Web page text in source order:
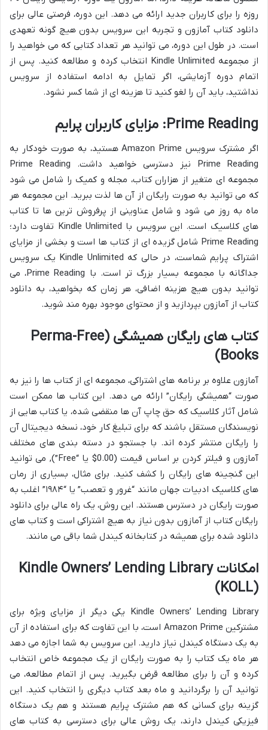
روزه را برای کاربران جدید ارائه می دهد. این دوره، فرصتی عالی برای
دانلود کتاب آمازون و تجربه این سرویس بدون هیچ گونه تعهدی
است. در طول این دوره، می توانید هر تعداد کتابی که می خواهید را
از مجموعه Kindle Unlimited انتخاب کرده و مطالعه کنید. پس از
اتمام دوره آزمایشی، اگر تمایل به ادامه استفاده از سرویس
نداشتید، باید آن را لغو کنید تا هزینه ای از شما کسر نشود.
Prime Reading: مزایای کاربران پرایم
اگر مشترک سرویس Amazon Prime هستید، به صورت خودکار به
Prime Reading نیز دسترسی خواهید داشت. Prime Reading
مجموعه ای متغیر از هزاران کتاب، مجله و کمیک را شامل می شود
که می توانید به صورت رایگان از آن ها لذت ببرید. این مجموعه هر
ماه به روز می شود و شامل عناوینی از پرفروش ترین ها تا کتاب
های کلاسیک است. این سرویس با Kindle Unlimited تفاوت دارد؛
Prime Reading شامل گزیده ای از کتاب ها است و بخشی از مزایای
اشتراک پرایم شماست، در حالی که Kindle Unlimited یک سرویس
جداگانه با مجموعه بسیار بزرگ تر است. با Prime Reading، می
توانید بدون هیچ هزینه اضافی، هر زمان که بخواهید، به دانلود
کتاب از آمازون بپردازید و از محتوای موجود بهره مند شوید.
کتاب های رایگان همیشگی (Perma-Free
Books)
آمازون علاوه بر برنامه های اشتراکی، مجموعه ای از کتاب ها را نیز به
صورت “همیشگی رایگان” ارائه می دهد. این کتاب ها ممکن است
شامل آثار کلاسیک که حق چاپ آن ها منقضی شده، یا کتاب هایی از
نویسندگان مستقل باشند که برای تبلیغ کار خود، نسخه دیجیتال آن
را رایگان منتشر کرده اند. با جستجو در دسته بندی های مختلف
آمازون و فیلتر کردن بر اساس قیمت (0.00$ یا “Free”), می توانید
این گنجینه های رایگان را کشف کنید. برای مثال، بسیاری از رمان
های کلاسیک ادبیات جهان مانند “غرور و تعصب” یا “۱۹۸۴” اغلب به
صورت رایگان در دسترس هستند. این روش، یک راه عالی برای دانلود
رایگان کتاب از آمازون بدون نیاز به هیچ اشتراکی است و کتاب های
دانلود شده برای همیشه در کتابخانه کیندل شما باقی می مانند.
امکانات Kindle Owners’ Lending Library
(KOLL)
Kindle Owners’ Lending Library یکی دیگر از مزایای ویژه برای
مشترکین Amazon Prime است، با این تفاوت که برای استفاده از آن
به یک دستگاه کیندل نیاز دارید. این سرویس به شما اجازه می دهد
هر ماه یک کتاب را به صورت رایگان از یک مجموعه خاص انتخاب
کرده و آن را برای مطالعه قرض بگیرید. پس از اتمام مطالعه، می
توانید آن را برگردانید و ماه بعد کتاب دیگری را انتخاب کنید. این
گزینه برای کسانی که هم مشترک پرایم هستند و هم یک دستگاه
فیزیکی کیندل دارند، یک روش عالی برای دسترسی به کتاب های